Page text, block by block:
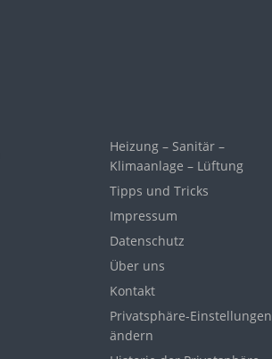
Heizung – Sanitär –
Klimaanlage – Lüftung
Tipps und Tricks
Impressum
Datenschutz
Über uns
Kontakt
Privatsphäre-Einstellungen
ändern